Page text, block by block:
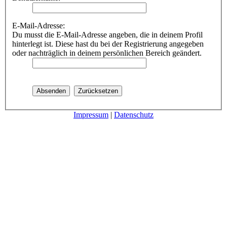
E-Mail-Adresse:
Du musst die E-Mail-Adresse angeben, die in deinem Profil
hinterlegt ist. Diese hast du bei der Registrierung angegeben
oder nachträglich in deinem persönlichen Bereich geändert.
Impressum | Datenschutz